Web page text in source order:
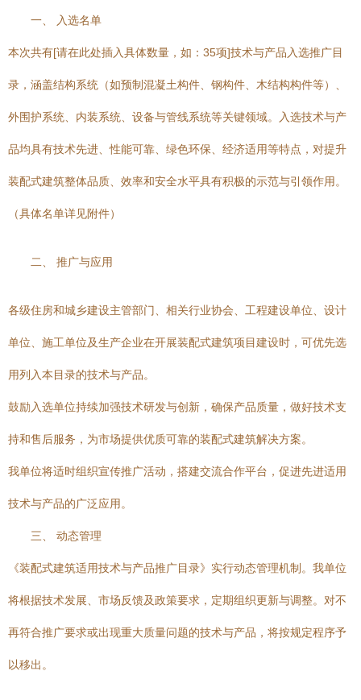
一、 入选名单
本次共有[请在此处插入具体数量，如：35项]技术与产品入选推广目
录，涵盖结构系统（如预制混凝土构件、钢构件、木结构构件等）、
外围护系统、内装系统、设备与管线系统等关键领域。入选技术与产
品均具有技术先进、性能可靠、绿色环保、经济适用等特点，对提升
装配式建筑整体品质、效率和安全水平具有积极的示范与引领作用。
（具体名单详见附件）
二、 推广与应用
各级住房和城乡建设主管部门、相关行业协会、工程建设单位、设计
单位、施工单位及生产企业在开展装配式建筑项目建设时，可优先选
用列入本目录的技术与产品。
鼓励入选单位持续加强技术研发与创新，确保产品质量，做好技术支
持和售后服务，为市场提供优质可靠的装配式建筑解决方案。
我单位将适时组织宣传推广活动，搭建交流合作平台，促进先进适用
技术与产品的广泛应用。
三、 动态管理
《装配式建筑适用技术与产品推广目录》实行动态管理机制。我单位
将根据技术发展、市场反馈及政策要求，定期组织更新与调整。对不
再符合推广要求或出现重大质量问题的技术与产品，将按规定程序予
以移出。